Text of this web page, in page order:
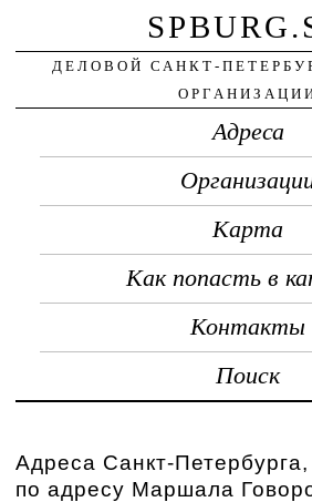
ДЕЛОВОЙ САНКТ-
Адреса
Карта
Как попасть в
Контакты
Поиск
Адреса Санкт-
по адресу Маршала